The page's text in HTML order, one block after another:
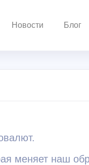
Новости Блог
меняет наш